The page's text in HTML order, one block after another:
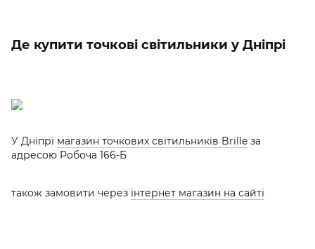
Де купити точкові світильники у Дніпрі
У Дніпрі магазин точкових світильників Brille за
адресою Робоча 166-Б
також замовити через інтернет магазин на сайті